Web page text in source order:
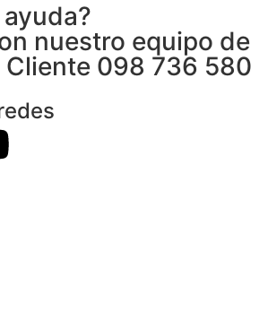
nuestro equipo de
098 736 580